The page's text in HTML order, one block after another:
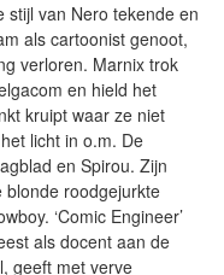
stijl van Nero tekende en
als cartoonist genoot,
verloren. Marnix trok
en hield het
kruipt waar ze niet
licht in o.m. De
en Spirou. Zijn
blonde roodgejurkte
‘Comic Engineer’
als docent aan de
geeft met verve